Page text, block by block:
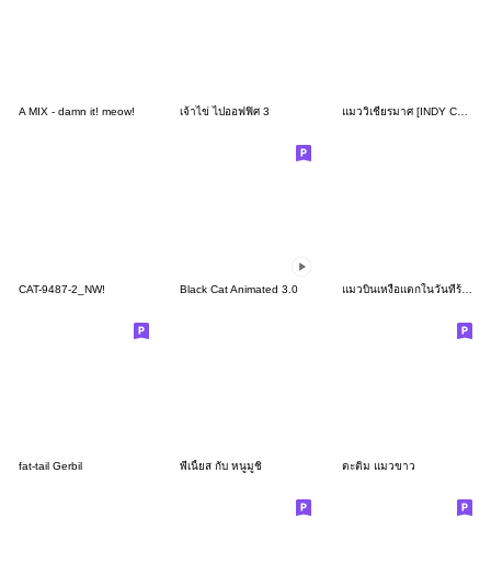
A MIX - damn it! meow! เจ้าไข่ ไปออฟฟิศ 3 แมววิเชียรมาศ [INDY Cosplay]
CAT-9487-2_NW! Black Cat Animated 3.0 แมวบินเหงื่อแตกในวันที่ร้อนสุดๆ
fat-tail Gerbil พี่เนี้ยส กับ หนูมูชิ ตะติม แมวขาว